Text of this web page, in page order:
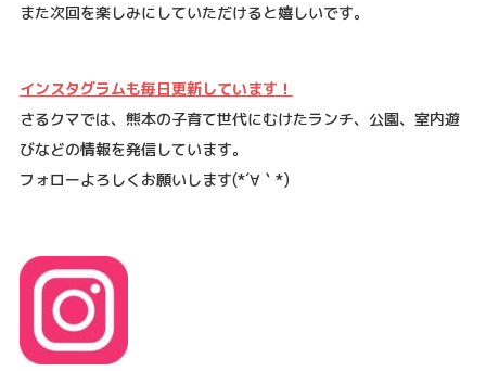
また次回を楽しみにしていただけると嬉しいです。
インスタグラムも毎日更新しています！
さるクマでは、熊本の子育て世代にむけたランチ、公園、室内遊
びなどの情報を発信しています。
フォローよろしくお願いします(*´∀｀ *)